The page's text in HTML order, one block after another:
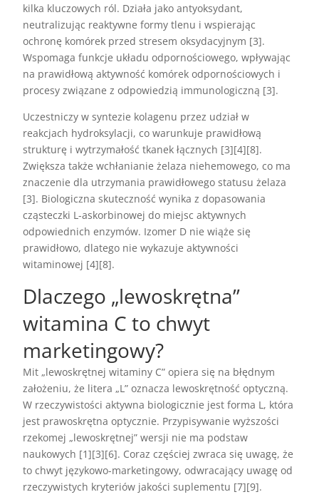
kilka kluczowych ról. Działa jako antyoksydant,
neutralizując reaktywne formy tlenu i wspierając
ochronę komórek przed stresem oksydacyjnym [3].
Wspomaga funkcje układu odpornościowego, wpływając
na prawidłową aktywność komórek odpornościowych i
procesy związane z odpowiedzią immunologiczną [3].
Uczestniczy w syntezie kolagenu przez udział w
reakcjach hydroksylacji, co warunkuje prawidłową
strukturę i wytrzymałość tkanek łącznych [3][4][8].
Zwiększa także wchłanianie żelaza niehemowego, co ma
znaczenie dla utrzymania prawidłowego statusu żelaza
[3]. Biologiczna skuteczność wynika z dopasowania
cząsteczki L-askorbinowej do miejsc aktywnych
odpowiednich enzymów. Izomer D nie wiąże się
prawidłowo, dlatego nie wykazuje aktywności
witaminowej [4][8].
Dlaczego „lewoskrętna”
witamina C to chwyt
marketingowy?
Mit „lewoskrętnej witaminy C” opiera się na błędnym
założeniu, że litera „L” oznacza lewoskrętność optyczną.
W rzeczywistości aktywna biologicznie jest forma L, która
jest prawoskrętna optycznie. Przypisywanie wyższości
rzekomej „lewoskrętnej” wersji nie ma podstaw
naukowych [1][3][6]. Coraz częściej zwraca się uwagę, że
to chwyt językowo-marketingowy, odwracający uwagę od
rzeczywistych kryteriów jakości suplementu [7][9].